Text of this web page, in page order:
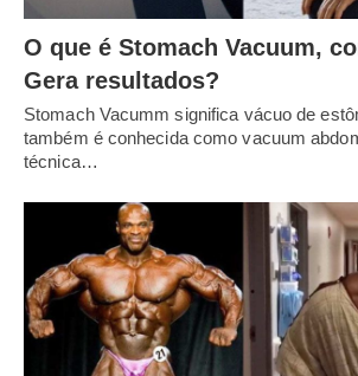
O que é Stomach Vacuum,
Gera resultados?
Stomach Vacumm significa vácuo de
também é conhecida como vacuum
técnica…